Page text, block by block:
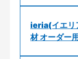
ieria(イエリ
材 オーダー